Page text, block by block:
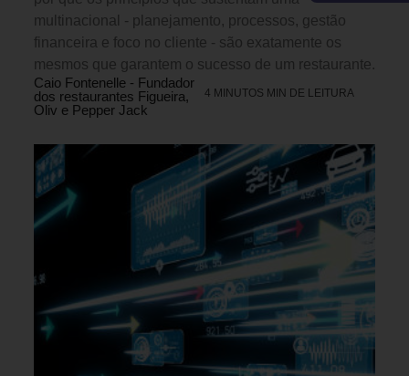
multinacional - planejamento, processos, gestão
financeira e foco no cliente - são exatamente os
mesmos que garantem o sucesso de um restaurante.
Caio Fontenelle - Fundador
dos restaurantes Figueira,
Oliv e Pepper Jack
4 MINUTOS MIN DE LEITURA